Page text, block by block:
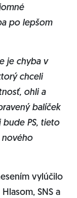
po lepšom
je chyba v
chceli
ohli a
balíček
PS, tieto
nového
vylúčilo
SNS a